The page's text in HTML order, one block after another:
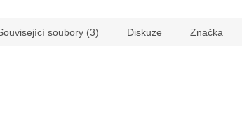
soubory (3) Diskuze Značka